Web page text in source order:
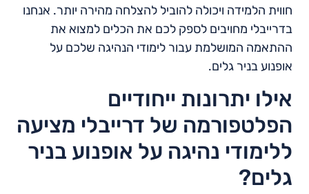
חווית הלמידה ויכולה להוביל להצלחה מהירה יותר. אנחנו
בדרייבלי מחויבים לספק לכם את הכלים למצוא את
ההתאמה המושלמת עבור לימודי הנהיגה שלכם על
אופנוע בניר גלים.
אילו יתרונות ייחודיים
הפלטפורמה של דרייבלי מציעה
ללימודי נהיגה על אופנוע בניר
גלים?